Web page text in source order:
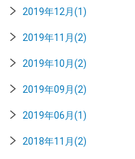
2019年12月(1)
2019年11月(2)
2019年10月(2)
2019年09月(2)
2019年06月(1)
2018年11月(2)